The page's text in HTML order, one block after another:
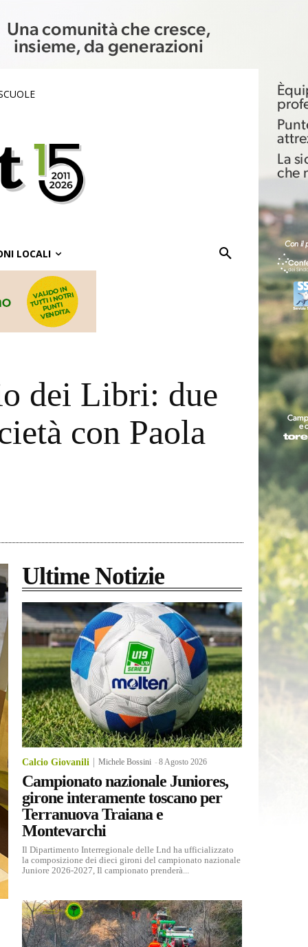
LOCALI
dei Libri: due
con Paola
Ultime Notizie
Calcio Giovanili Michele Bossini -8 Agosto 2026
Campionato nazionale Juniores,
girone interamente toscano per
Terranuova Traiana e
Montevarchi
Il Dipartimento Interregionale delle Lnd ha ufficializzato
la composizione dei dieci gironi del campionato nazionale
Juniore 2026-2027, Il campionato prenderà...